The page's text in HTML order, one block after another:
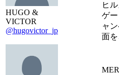
HUGO &
VICTOR
@hugovictor_jp
ヒ
ゲ
ャ
面